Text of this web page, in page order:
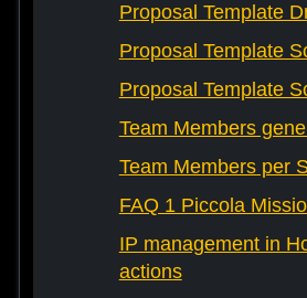
Proposal Template
Proposal Template
Proposal Template
Team Members
Team Members per
FAQ 1 Piccola
IP management in
actions